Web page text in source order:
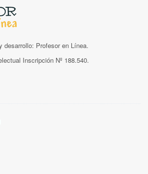
desarrollo: Profesor en Línea.
Inscripción Nº 188.540.